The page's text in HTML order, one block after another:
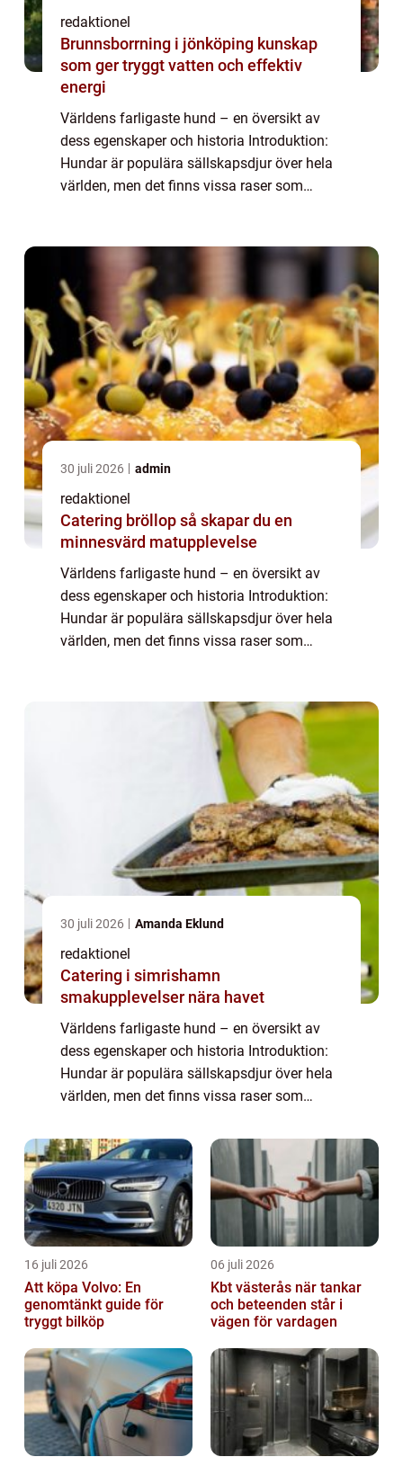
redaktionel
Brunnsborrning i jönköping kunskap
som ger tryggt vatten och effektiv
energi
Världens farligaste hund – en översikt av
dess egenskaper och historia Introduktion:
Hundar är populära sällskapsdjur över hela
världen, men det finns vissa raser som
30 juli 2026 admin
redaktionel
Catering bröllop så skapar du en
minnesvärd matupplevelse
Världens farligaste hund – en översikt av
dess egenskaper och historia Introduktion:
Hundar är populära sällskapsdjur över hela
världen, men det finns vissa raser som
30 juli 2026 Amanda Eklund
redaktionel
Catering i simrishamn
smakupplevelser nära havet
Världens farligaste hund – en översikt av
dess egenskaper och historia Introduktion:
Hundar är populära sällskapsdjur över hela
världen, men det finns vissa raser som
den här artikeln kommer vi att utf...
16 juli 2026
Att köpa Volvo: En
genomtänkt guide för
tryggt bilköp
06 juli 2026
Kbt västerås när tankar
och beteenden står i
vägen för vardagen